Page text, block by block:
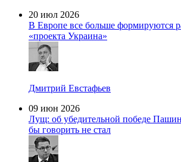
20 июл 2026
В Европе все больше формируются
«проекта Украина»
Дмитрий Евстафьев
09 июн 2026
Лущ: об убедительной победе
бы говорить не стал